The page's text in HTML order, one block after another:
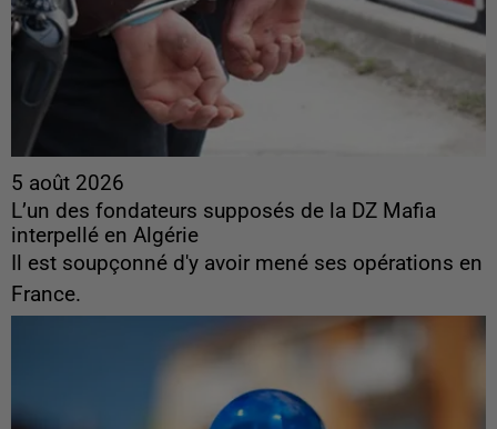
5 août 2026
L’un des fondateurs supposés de la DZ Mafia
interpellé en Algérie
Il est soupçonné d'y avoir mené ses opérations en
France.